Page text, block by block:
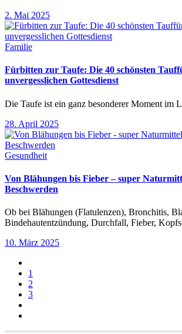
2. Mai 2025
Familie
Fürbitten zur Taufe: Die 40 schönsten
unvergesslichen Gottesdienst
Die Taufe ist ein ganz besonderer Moment im
28. April 2025
Gesundheit
Von Blähungen bis Fieber – super
Beschwerden
Ob bei Blähungen (Flatulenzen), Bronchitis,
Bindehautentzündung, Durchfall, Fieber,
10. März 2025
1
2
3